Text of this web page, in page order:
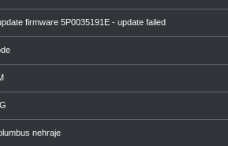
firmware 5P0035191E - update failed
nehraje